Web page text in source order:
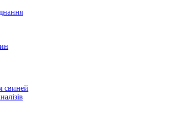
свиней